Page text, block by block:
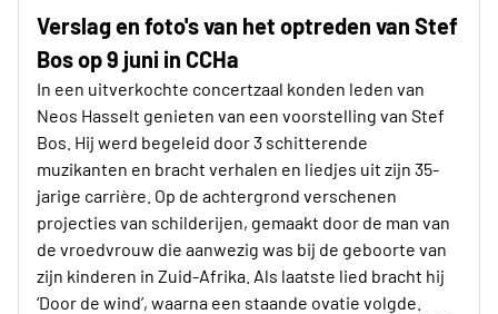
Verslag en foto's van het optreden van Stef
Bos op 9 juni in CCHa
In een uitverkochte concertzaal konden leden van
Neos Hasselt genieten van een voorstelling van Stef
Bos. Hij werd begeleid door 3 schitterende
muzikanten en bracht verhalen en liedjes uit zijn 35-
jarige carrière. Op de achtergrond verschenen
projecties van schilderijen, gemaakt door de man van
de vroedvrouw die aanwezig was bij de geboorte van
zijn kinderen in Zuid-Afrika. Als laatste lied bracht hij
‘Door de wind’, waarna een staande ovatie volgde.